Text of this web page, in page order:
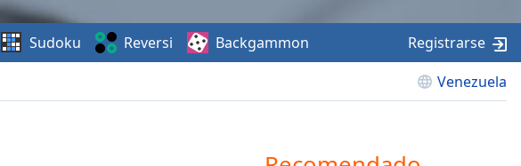
Venezuela
Sudoku Reversi Backgammon Registrarse